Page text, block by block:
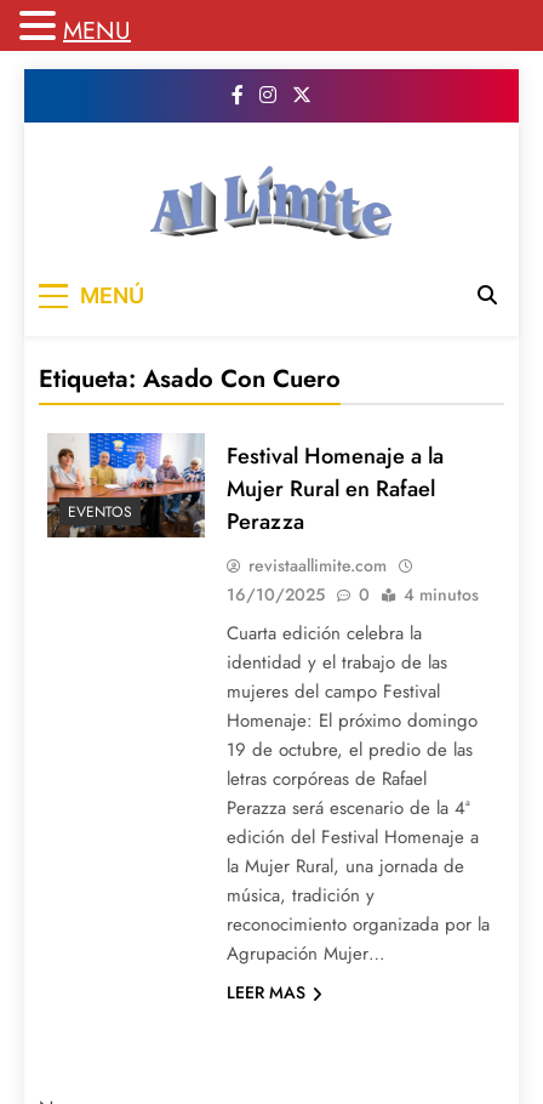
publicamos todo el contenido e informacion
MENÚ
Etiqueta: Asado Con Cuero
EVENTOS
Festival Homenaje a la
Mujer Rural en Rafael
Perazza
revistaallimite.com
16/10/2025
0 4 minutos
Cuarta edición celebra la
identidad y el trabajo de las
mujeres del campo Festival
Homenaje: El próximo domingo
19 de octubre, el predio de las
letras corpóreas de Rafael
Perazza será escenario de la 4ª
edición del Festival Homenaje a
la Mujer Rural, una jornada de
música, tradición y
reconocimiento organizada por la
Agrupación Mujer…
LEER MAS
MENU